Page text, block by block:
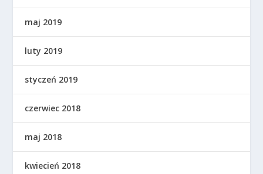
maj 2019
luty 2019
styczeń 2019
czerwiec 2018
maj 2018
kwiecień 2018